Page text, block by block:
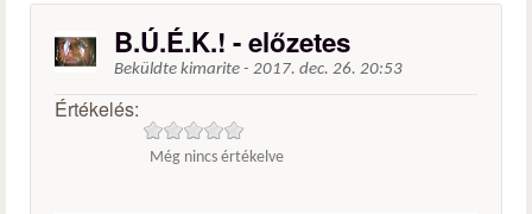
B.Ú.É.K.! - előzetes
Beküldte kimarite - 2017. dec. 26. 20:53
Értékelés:
Még nincs értékelve